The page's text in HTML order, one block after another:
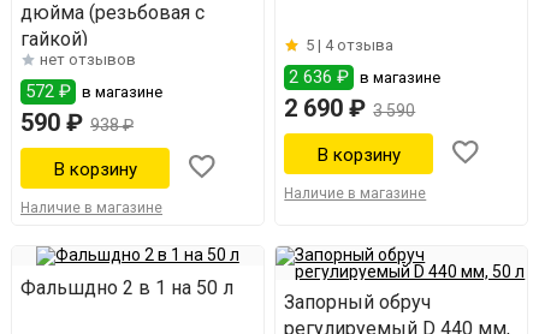
дюйма (резьбовая с
гайкой)
нет отзывов
572 ₽ в магазине
590 ₽ 938 ₽
Наличие в магазине
5 | 4 отзыва
2 636 ₽ в магазине
2 690 ₽ 3 590
Наличие в магазине
Фальшдно 2 в 1 на 50 л
Запорный обруч
регулируемый D 440 мм,